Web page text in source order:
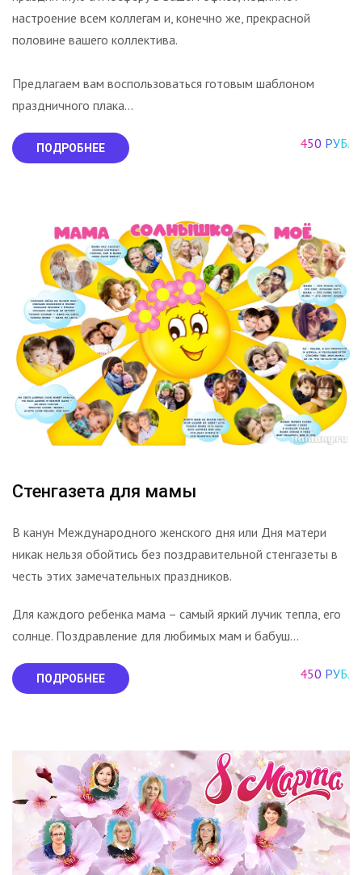
настроение всем коллегам и, конечно же, прекрасной
половине вашего коллектива.
Предлагаем вам воспользоваться готовым шаблоном
праздничного плака...
ПОДРОБНЕЕ 450 РУБ.
Стенгазета для мамы
В канун Международного женского дня или Дня матери
никак нельзя обойтись без поздравительной стенгазеты в
честь этих замечательных праздников.
Для каждого ребенка мама – самый яркий лучик тепла, его
солнце. Поздравление для любимых мам и бабуш...
ПОДРОБНЕЕ 450 РУБ.